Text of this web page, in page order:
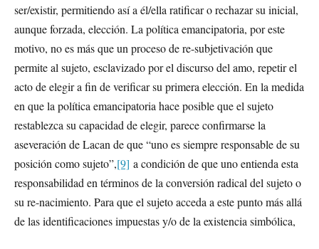
ser/existir, permitiendo así a él/ella ratificar o rechazar su inicial,
aunque forzada, elección. La política emancipatoria, por este
motivo, no es más que un proceso de re-subjetivación que
permite al sujeto, esclavizado por el discurso del amo, repetir el
acto de elegir a fin de verificar su primera elección. En la medida
en que la política emancipatoria hace posible que el sujeto
restablezca su capacidad de elegir, parece confirmarse la
aseveración de Lacan de que “uno es siempre responsable de su
posición como sujeto”,[9] a condición de que uno entienda esta
responsabilidad en términos de la conversión radical del sujeto o
su re-nacimiento. Para que el sujeto acceda a este punto más allá
de las identificaciones impuestas y/o de la existencia simbólica,